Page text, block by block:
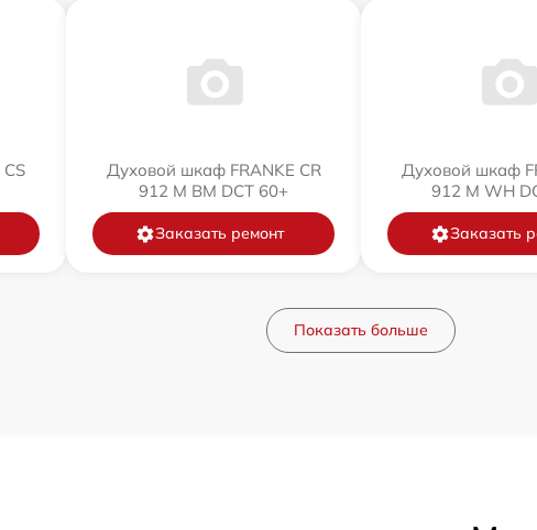
Духовой шкаф FRANKE CR
912 M BM DCT 60+
Заказать ремонт
Духовой шкаф
912 M WH
Заказать
Показать больше